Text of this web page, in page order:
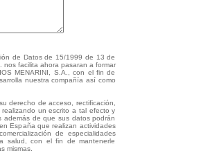
de Datos de 15/1999 de 13 de
nos facilita ahora pasaran a formar
MENARINI, S.A., con el fin de
nuestra compañía así como
derecho de acceso, rectificación,
un escrito a tal efecto y
además de que sus datos podrán
España que realizan actividades
de especialidades
salud, con el fin de mantenerle
mismas.